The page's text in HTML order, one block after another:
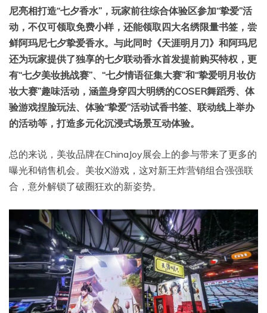
尼亮相打造“七夕香水”，玩家前往综合体验区参加“挚爱”活
动，不仅可领取免费小样，还能领取四大名绣限量书签，尝
鲜阿玛尼七夕挚爱香水。与此同时《天涯明月刀》和阿玛尼
还为玩家提供了独享的七夕联动香水首发提前购买特权，更
有“七夕美妆挑战赛”、“七夕情语征集大赛”和“挚爱明月妆仿
妆大赛”趣味活动，涵盖身穿四大明绣的COSER舞蹈秀、体
验游戏捏脸玩法、体验“挚爱”活动试香书签、联动线上举办
的活动等，打造多元化沉浸式场景互动体验。
总的来说，美妆品牌在ChinaJoy展会上的参与带来了更多的
曝光和销售机会。美妆X游戏，这对新王炸营销组合强强联
合，意外解锁了破圈狂欢的新姿势。